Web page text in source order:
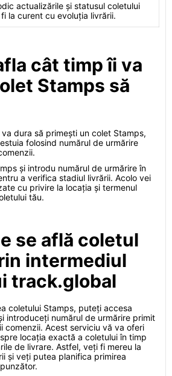
actualizările și statusul coletului
la curent cu evoluția livrării.
cât timp îi va
Stamps să
dura să primești un colet Stamps,
folosind numărul de urmărire
și introdu numărul de urmărire în
a verifica stadiul livrării. Acolo vei
cu privire la locația și termenul
tău.
se află coletul
intermediul
track.global
coletului Stamps, puteți accesa
introduceți numărul de urmărire primit
comenzii. Acest serviciu vă va oferi
locația exactă a coletului în timp
de livrare. Astfel, veți fi mereu la
și veți putea planifica primirea